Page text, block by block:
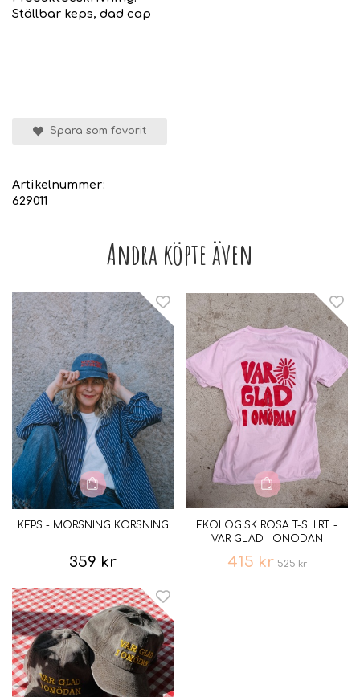
Ställbar keps, dad cap
Spara som favorit
Artikelnummer:
629011
Andra köpte även
KEPS - MORSNING KORSNING
359 kr
EKOLOGISK ROSA T-SHIRT -
VAR GLAD I ONÖDAN
415 kr 525 kr